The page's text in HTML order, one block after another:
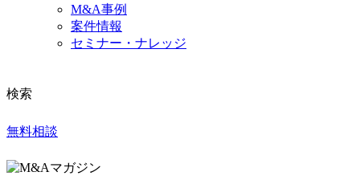
M&A事例
案件情報
セミナー・ナレッジ
検索
無料相談